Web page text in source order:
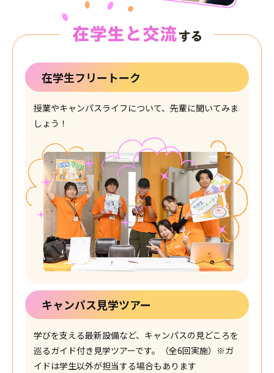
在学生フリートーク
授業やキャンパスライフについて、先輩に聞いてみま
しょう！
キャンパス見学ツアー
学びを支える最新設備など、キャンパスの見どころを
巡るガイド付き見学ツアーです。（全6回実施） ※ガ
イドは学生以外が担当する場合もあります